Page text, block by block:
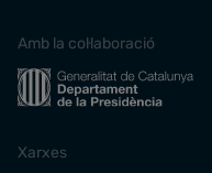
Amb la col·laboració
Xarxes